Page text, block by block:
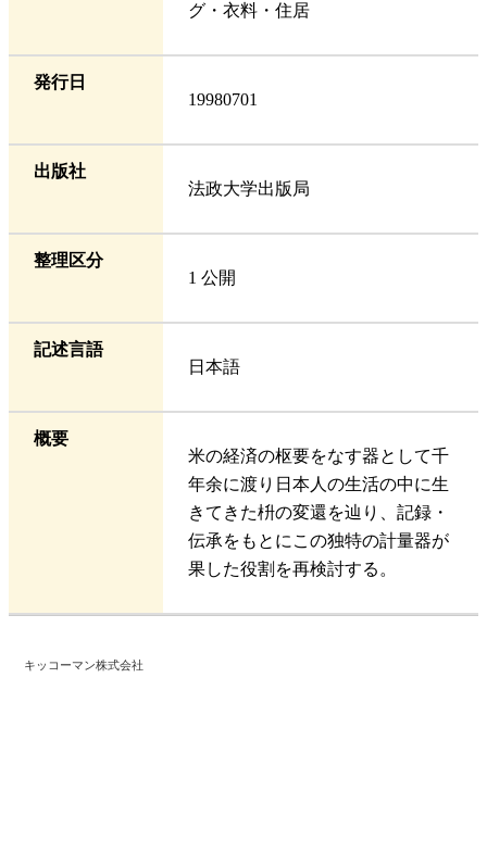
グ・衣料・住居
発行日
19980701
出版社
法政大学出版局
整理区分
1 公開
記述言語
日本語
概要
米の経済の枢要をなす器として千
年余に渡り日本人の生活の中に生
きてきた枡の変還を辿り、記録・
伝承をもとにこの独特の計量器が
果した役割を再検討する。
キッコーマン株式会社